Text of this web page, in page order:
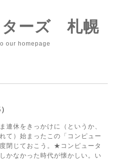
ターズ 札幌
our homepage
連休をきっかけに（というか、
て）始まったこの「コンピュー
閉じておこう。★コンピュータ
かなかった時代が懐かしい。い